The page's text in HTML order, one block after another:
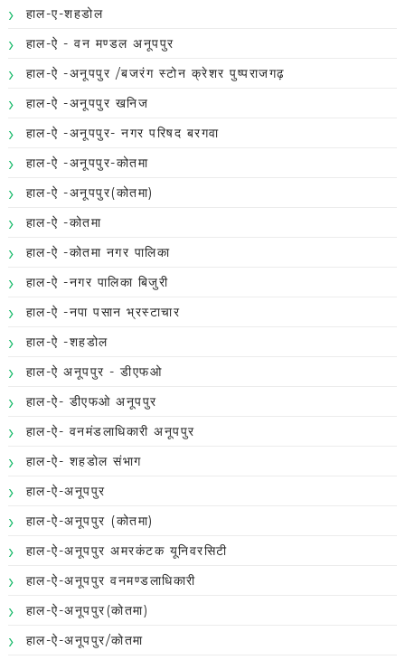
हाल-ए-शहडोल
हाल-ऐ - वन मण्डल अनूपपुर
हाल-ऐ -अनूपपुर /बजरंग स्टोन क्रेशर पुष्पराजगढ़
हाल-ऐ -अनूपपुर खनिज
हाल-ऐ -अनूपपुर- नगर परिषद बरगवा
हाल-ऐ -अनूपपुर-कोतमा
हाल-ऐ -अनूपपुर(कोतमा)
हाल-ऐ -कोतमा
हाल-ऐ -कोतमा नगर पालिका
हाल-ऐ -नगर पालिका बिजुरी
हाल-ऐ -नपा पसान भ्रस्टाचार
हाल-ऐ -शहडोल
हाल-ऐ अनूपपुर - डीएफओ
हाल-ऐ- डीएफओ अनूपपुर
हाल-ऐ- वनमंडलाधिकारी अनूपपुर
हाल-ऐ- शहडोल संभाग
हाल-ऐ-अनूपपुर
हाल-ऐ-अनूपपुर (कोतमा)
हाल-ऐ-अनूपपुर अमरकंटक यूनिवरसिटी
हाल-ऐ-अनूपपुर वनमण्डलाधिकारी
हाल-ऐ-अनूपपुर(कोतमा)
हाल-ऐ-अनूपपुर/कोतमा